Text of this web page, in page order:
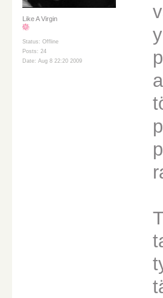
Like A Virgin
Status: Offline
Posts: 24
Date: Aug 8 22:20 2009